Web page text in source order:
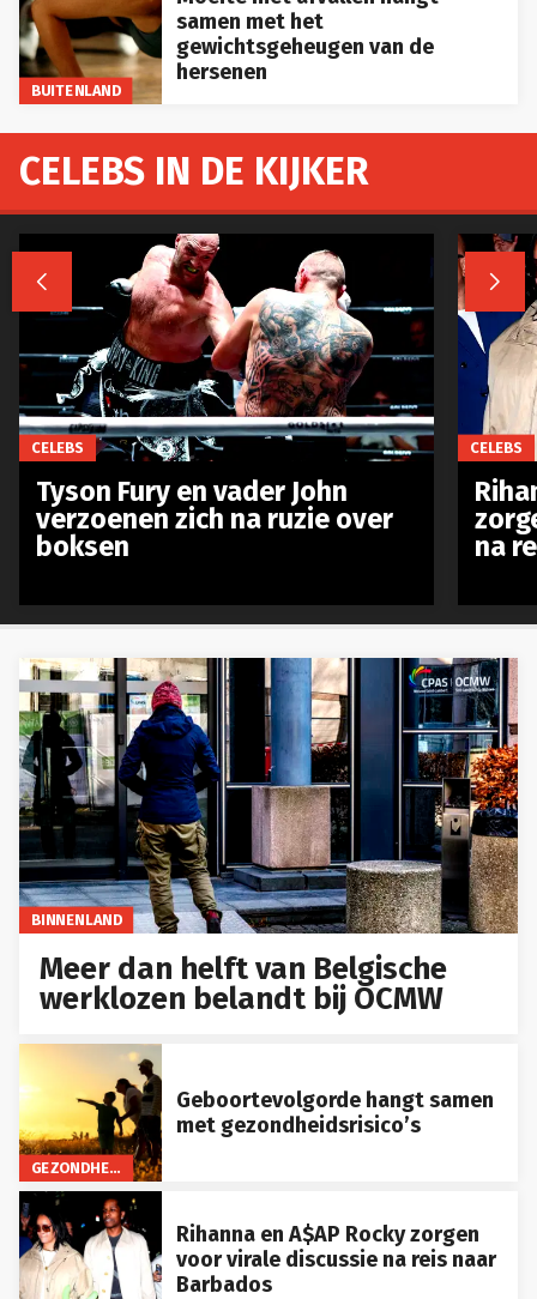
BUITENLAND
samen met het
gewichtsgeheugen van de
hersenen
BINNENLAND
Meer dan helft van Belgische
werklozen belandt bij OCMW
GEZONDHEID
Geboortevolgorde hangt samen
met gezondheidsrisico’s
Rihanna en A$AP Rocky zorgen
voor virale discussie na reis naar
Barbados
CELEBS IN DE KIJKER
 
CELEBS
Tyson Fury en vader John
verzoenen zich na ruzie over
boksen
CELEBS
na